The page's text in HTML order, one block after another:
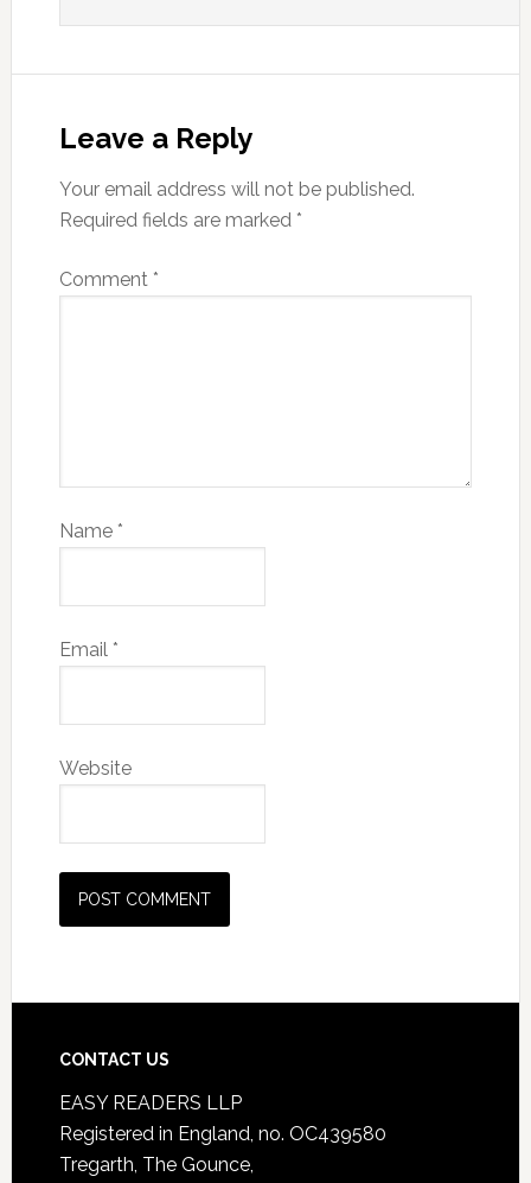
Leave a Reply
Your email address will not be published.
Required fields are marked *
Comment *
Name *
Email *
Website
CONTACT US
EASY READERS LLP
Registered in England, no. OC439580
Tregarth, The Gounce,